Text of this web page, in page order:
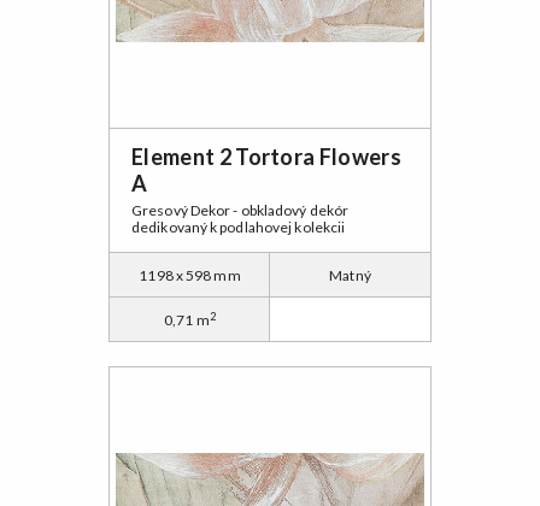
Element 2 Tortora Flowers
A
Gresový Dekor - obkladový dekór
dedikovaný k podlahovej kolekcii
1198 x 598 mm Matný
0,71 m2